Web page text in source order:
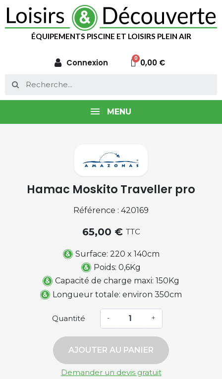
ÉQUIPEMENTS PISCINE ET LOISIRS PLEIN AIR
Connexion 0,00 €
MENU
Hamac Moskito Traveller pro
Référence : 420169
65,00 € TTC
Surface: 220 x 140cm
Poids: 0,6Kg
Capacité de charge maxi: 150Kg
Longueur totale: environ 350cm
Quantité - +
AJOUTER AU PANIER
Demander un devis gratuit